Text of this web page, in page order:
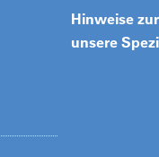
Hinweise
unsere